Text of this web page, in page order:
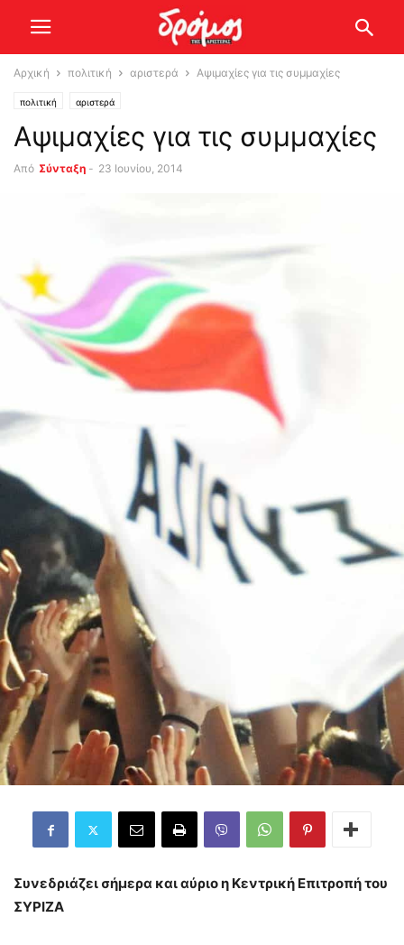
Αρχική πολιτική αριστερά Αψιμαχίες για τις συμμαχίες
πολιτική αριστερά
Αψιμαχίες για τις συμμαχίες
Από Σύνταξη - 23 Ιουνίου, 2014
Συνεδριάζει σήμερα και αύριο η Κεντρική Επιτροπή του
ΣΥΡΙΖΑ